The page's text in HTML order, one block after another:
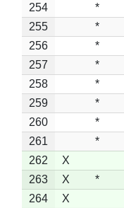
254
*
255
*
256
*
257
*
258
*
259
*
260
*
261
*
262
X
263
X *
264
X